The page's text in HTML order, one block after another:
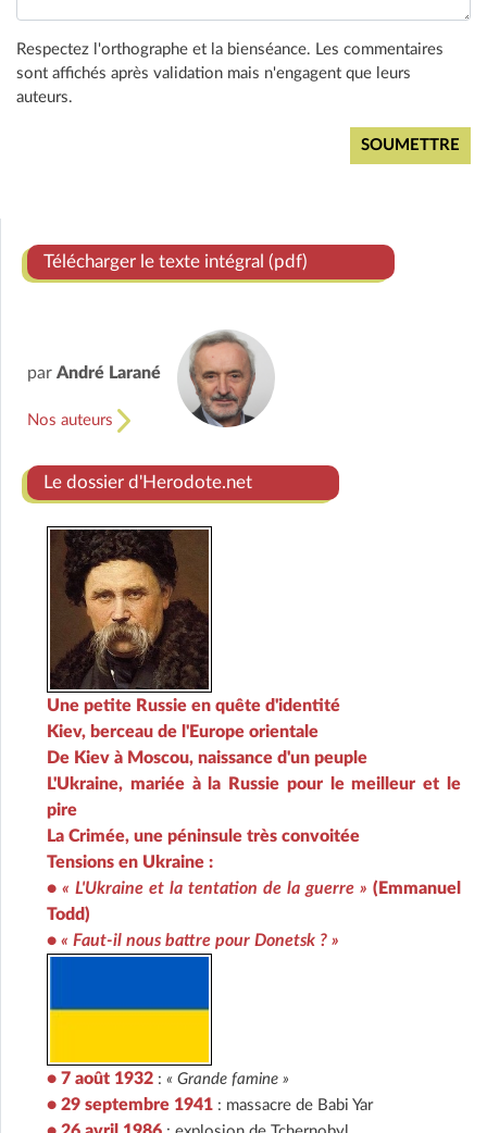
Respectez l'orthographe et la bienséance. Les commentaires
sont affichés après validation mais n'engagent que leurs
auteurs.
Télécharger le texte intégral (pdf)
par André Larané
Nos auteurs
Le dossier d'Herodote.net
Une petite Russie en quête d'identité
Kiev, berceau de l'Europe orientale
De Kiev à Moscou, naissance d'un peuple
L'Ukraine, mariée à la Russie pour le meilleur et le
pire
La Crimée, une péninsule très convoitée
Tensions en Ukraine :
• « L'Ukraine et la tentation de la guerre » (Emmanuel
Todd)
• « Faut-il nous battre pour Donetsk ? »
• 7 août 1932 : « Grande famine »
• 29 septembre 1941 : massacre de Babi Yar